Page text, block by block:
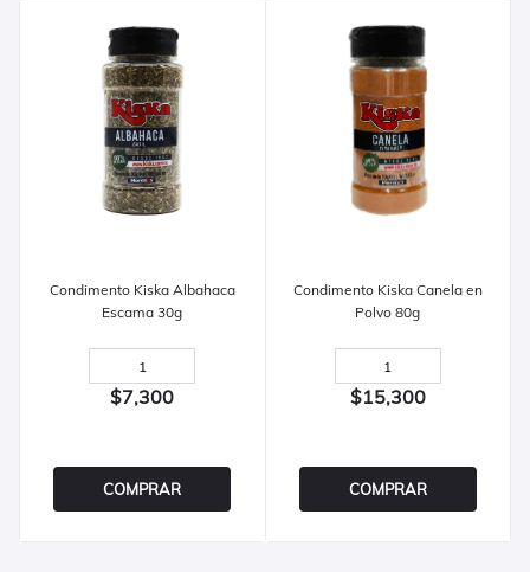
Condimento Kiska Albahaca
Escama 30g
$7,300
COMPRAR
Condimento Kiska Canela en
Polvo 80g
$15,300
COMPRAR